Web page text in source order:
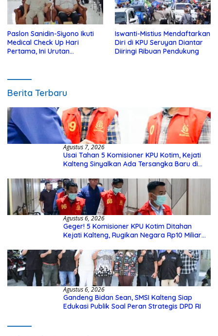
Paslon Sanidin-Siyono Ikuti
Medical Check Up Hari
Pertama, Ini Urutan
Iswanti-Mistius Mendaftarkan
Diri di KPU Seruyan Diantar
Diiringi Ribuan Pendukung
Berita Terbaru
Agustus 7, 2026
Usai Tahan 5 Komisioner KPU Kotim, Kejati
Kalteng Sinyalkan Ada Tersangka Baru di
Agustus 6, 2026
Geger! 5 Komisioner KPU Kotim Ditahan
Kejati Kalteng, Rugikan Negara Rp10 Miliar
Agustus 6, 2026
Gandeng Bidan Sean, SMSI Kalteng Siap
Edukasi Publik Soal Peran Strategis DPD RI